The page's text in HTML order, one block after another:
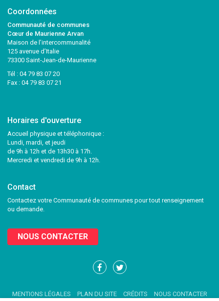
Coordonnées
Communauté de communes
Cœur de Maurienne Arvan
Maison de l’intercommunalité
125 avenue d’Italie
73300 Saint-Jean-de-Maurienne
Tél : 04 79 83 07 20
Fax : 04 79 83 07 21
Horaires d'ouverture
Accueil physique et téléphonique :
Lundi, mardi, et jeudi
de 9h à 12h et de 13h30 à 17h.
Mercredi et vendredi de 9h à 12h.
Contact
Contactez votre Communauté de communes pour tout renseignement
ou demande.
NOUS CONTACTER
Lien
compte
Lien
compte
MENTIONS LÉGALES PLAN DU SITE CRÉDITS NOUS CONTACTER